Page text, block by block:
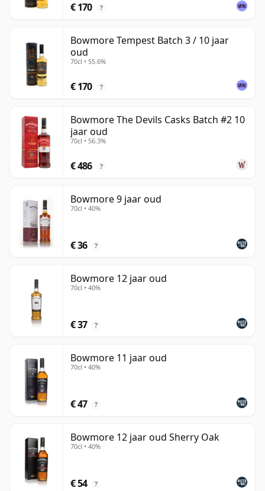
€ 170 ?
Bowmore Tempest Batch 3 / 10 jaar
oud
70cl • 55.6%
€ 170 ?
Bowmore The Devils Casks Batch #2 10
jaar oud
70cl • 56.3%
€ 486 ?
Bowmore 9 jaar oud
70cl • 40%
€ 36 ?
Bowmore 12 jaar oud
70cl • 40%
€ 37 ?
Bowmore 11 jaar oud
70cl • 40%
€ 47 ?
Bowmore 12 jaar oud Sherry Oak
70cl • 40%
€ 54 ?